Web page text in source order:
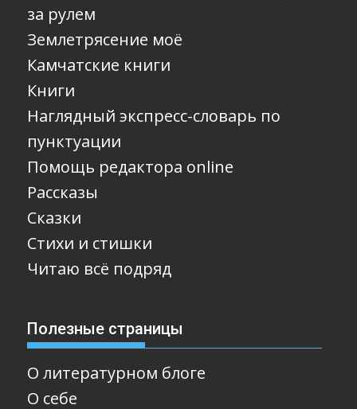
за рулем
Землетрясение моё
Камчатские книги
Книги
Наглядный экспресс-словарь по
пунктуации
Помощь редактора online
Рассказы
Сказки
Стихи и стишки
Читаю всё подряд
Полезные страницы
О литературном блоге
О себе